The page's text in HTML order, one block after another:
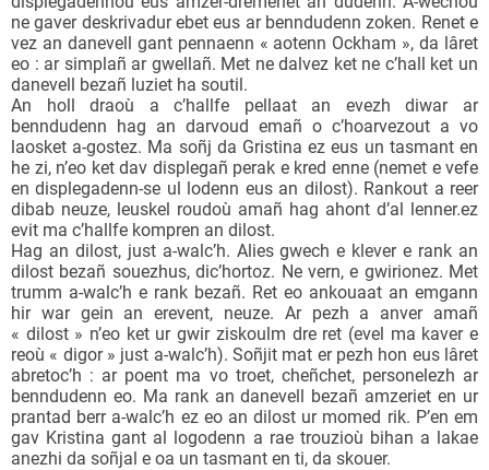
ne gaver deskrivadur ebet eus ar benndudenn zoken. Renet e
vez an danevell gant pennaenn « aotenn Ockham », da lâret
eo : ar simplañ ar gwellañ. Met ne dalvez ket ne c’hall ket un
danevell bezañ luziet ha soutil.
An holl draoù a c’hallfe pellaat an evezh diwar ar
benndudenn hag an darvoud emañ o c’hoarvezout a vo
laosket a-gostez. Ma soñj da Gristina ez eus un tasmant en
he zi, n’eo ket dav displegañ perak e kred enne (nemet e vefe
en displegadenn-se ul lodenn eus an dilost). Rankout a reer
dibab neuze, leuskel roudoù amañ hag ahont d’al lenner.ez
evit ma c’hallfe kompren an dilost.
Hag an dilost, just a-walc’h. Alies gwech e klever e rank an
dilost bezañ souezhus, dic’hortoz. Ne vern, e gwirionez. Met
trumm a-walc’h e rank bezañ. Ret eo ankouaat an emgann
hir war gein an erevent, neuze. Ar pezh a anver amañ
« dilost » n’eo ket ur gwir ziskoulm dre ret (evel ma kaver e
reoù « digor » just a-walc’h). Soñjit mat er pezh hon eus lâret
abretoc’h : ar poent ma vo troet, cheñchet, personelezh ar
benndudenn eo. Ma rank an danevell bezañ amzeriet en ur
prantad berr a-walc’h ez eo an dilost ur momed rik. P’en em
gav Kristina gant al logodenn a rae trouzioù bihan a lakae
anezhi da soñjal e oa un tasmant en ti, da skouer.